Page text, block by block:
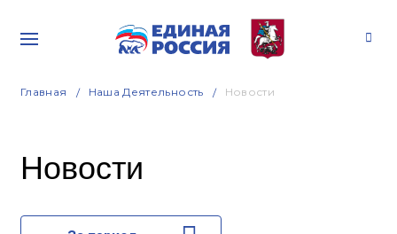
Главная Наша Деятельность Новости
Новости